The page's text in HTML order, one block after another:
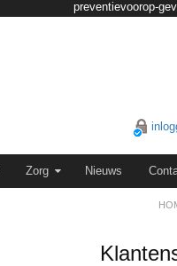
preventievoorop-
Zorg Nieuws